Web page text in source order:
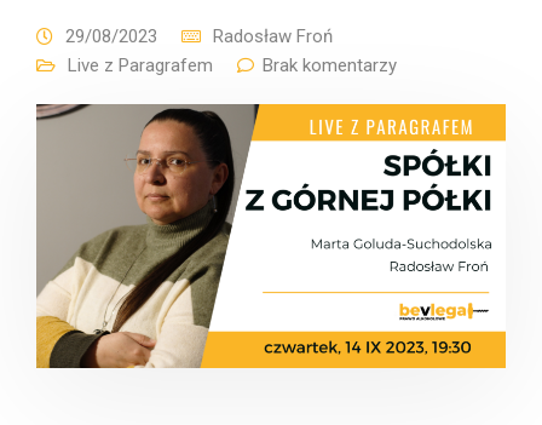
29/08/2023
Radosław Froń
Live z Paragrafem
Brak komentarzy